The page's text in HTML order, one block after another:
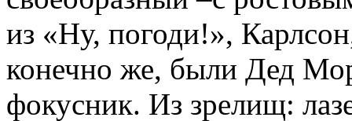
из «Ну, погоди!»,
конечно же, были Дед
фокусник. Из зрелищ: